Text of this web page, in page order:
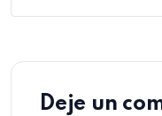
Deje un